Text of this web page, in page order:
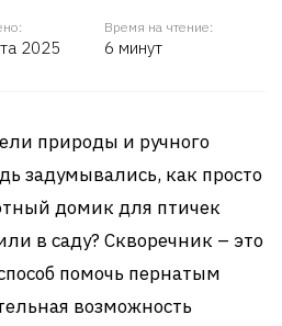
2025
Время на чтение:
6 минут
природы и ручного
задумывались, как просто
домик для птичек
в саду? Скворечник – это
помочь пернатым
возможность